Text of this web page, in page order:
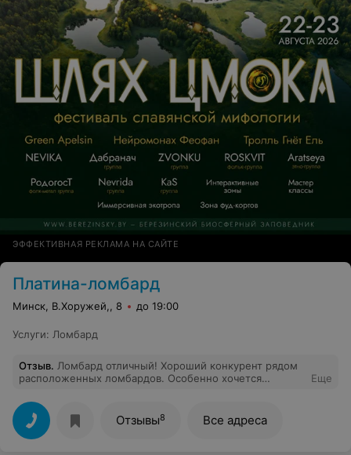
ЭФФЕКТИВНАЯ РЕКЛАМА НА САЙТЕ
Платина-ломбард
Минск, В.Хоружей,, 8 до 19:00
Услуги: Ломбард
Отзыв. Ломбард отличный! Хороший конкурент рядом
расположенных ломбардов. Особенно хочется
доброжелательная девушка,которая найдёт подход к
каждому клиенту.
Еще
Отзывы8 Все адреса